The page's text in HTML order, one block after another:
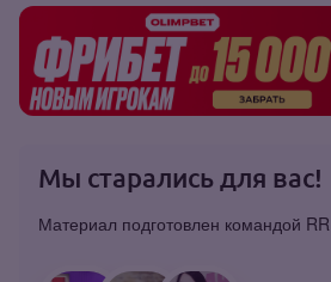
Мы старались для вас!
Материал подготовлен командой RR